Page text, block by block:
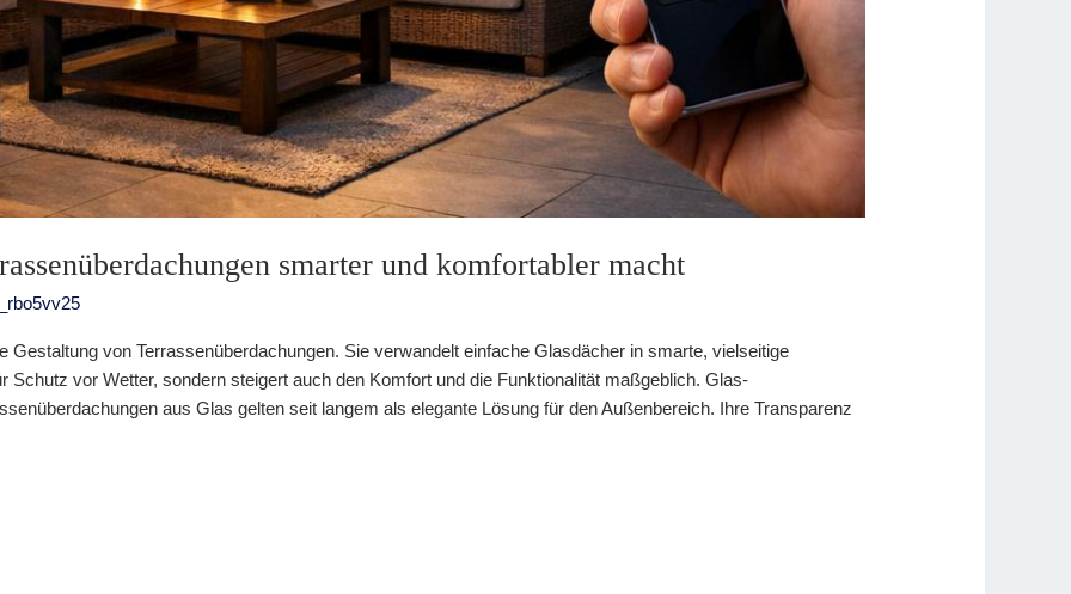
smarter und komfortabler macht
Gestaltung von Terrassenüberdachungen. Sie verwandelt einfache Glasdächer in smarte, vielseitige
Schutz vor Wetter, sondern steigert auch den Komfort und die Funktionalität maßgeblich. Glas-
aus Glas gelten seit langem als elegante Lösung für den Außenbereich. Ihre Transparenz